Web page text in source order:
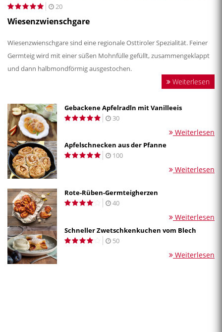
20
Wiesenzwienschgare
Wiesenzwienschgare sind eine regionale Osttiroler Spezialität. Feiner
Germteig wird mit einer süßen Mohnfülle gefüllt, zusammengeklappt
und dann halbmondförmig ausgestochen.
Weiterlesen
Gebackene Apfelradln mit Vanilleeis
30
Weiterlesen
Apfelschnecken aus der Pfanne
100
Weiterlesen
Rote-Rüben-Germteigherzen
40
Weiterlesen
Schneller Zwetschkenkuchen vom Blech
50
Weiterlesen